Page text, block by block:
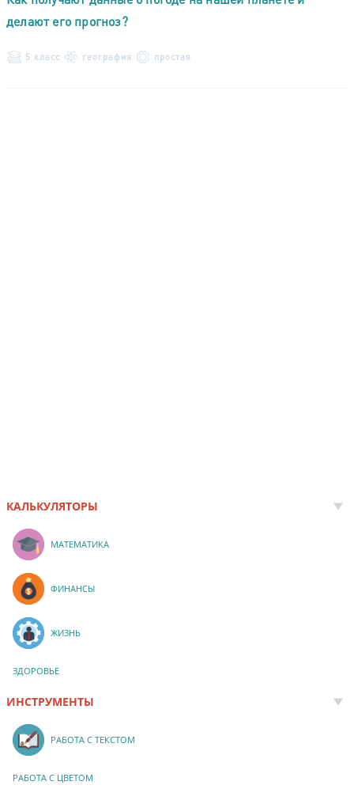
делают его прогноз?
5 класс география простая
КАЛЬКУЛЯТОРЫ
МАТЕМАТИКА
ФИНАНСЫ
ЖИЗНЬ
ЗДОРОВЬЕ
ИНСТРУМЕНТЫ
РАБОТА С ТЕКСТОМ
РАБОТА С ЦВЕТОМ